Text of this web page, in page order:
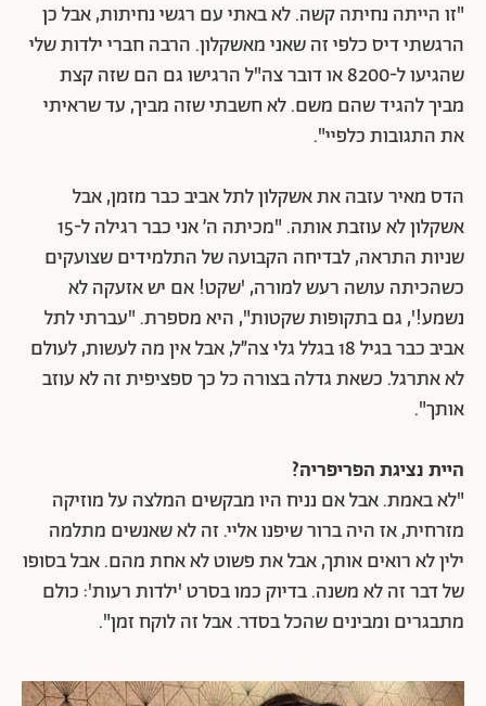
"זו הייתה נחיתה קשה. לא באתי עם רגשי נחיתות, אבל כן
הרגשתי דיס כלפי זה שאני מאשקלון. הרבה חברי ילדות שלי
שהגיעו ל-8200 או דובר צה"ל הרגישו גם הם שזה קצת
מביך להגיד שהם משם. לא חשבתי שזה מביך, עד שראיתי
את התגובות כלפיי".
הדס מאיר עזבה את אשקלון לתל אביב כבר מזמן, אבל
אשקלון לא עוזבת אותה. "מכיתה ה׳ אני כבר רגילה ל-15
שניות התראה, לבדיחה הקבועה של התלמידים שצועקים
כשהכיתה עושה רעש למורה, 'שקט! אם יש אזעקה לא
נשמע!', גם בתקופות שקטות", היא מספרת. "עברתי לתל
אביב כבר בגיל 18 בגלל גלי צה״ל, אבל אין מה לעשות, לעולם
לא אתרגל. כשאת גדלה בצורה כל כך ספציפית זה לא עוזב
אותך".
היית נציגת הפריפריה?
"לא באמת. אבל אם נניח היו מבקשים המלצה על מוזיקה
מזרחית, אז היה ברור שיפנו אליי. זה לא שאנשים מתלמה
ילין לא רואים אותך, אבל את פשוט לא אחת מהם. אבל בסופו
של דבר זה לא משנה. בדיוק כמו בסרט 'ילדות רעות': כולם
מתבגרים ומבינים שהכל בסדר. אבל זה לוקח זמן".